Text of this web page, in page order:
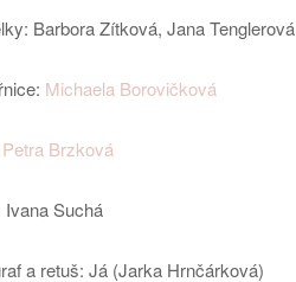
Barbora Zítková, Jana Tenglerová
Michaela Borovičková
Petra Brzková
Ivana Suchá
a retuš: Já (Jarka Hrnčárková)